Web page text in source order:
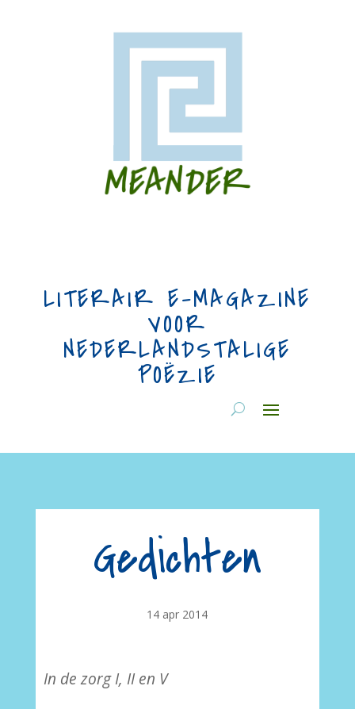
LITERAIR E-MAGAZINE
VOOR
NEDERLANDSTALIGE
POËZIE
Gedichten
14 apr 2014
In de zorg I, II en V